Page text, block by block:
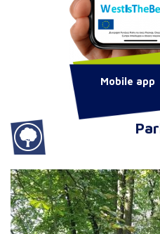
Mobile app